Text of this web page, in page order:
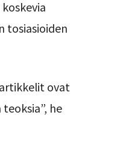
tosiasioiden
ovat
he